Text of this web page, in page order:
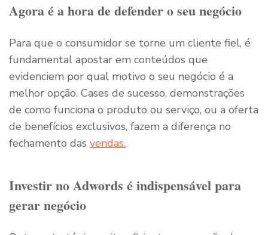
Agora é a hora de defender o seu negócio
Para que o consumidor se torne um cliente fiel, é
fundamental apostar em conteúdos que
evidenciem por qual motivo o seu negócio é a
melhor opção. Cases de sucesso, demonstrações
de como funciona o produto ou serviço, ou a oferta
de benefícios exclusivos, fazem a diferença no
fechamento das vendas.
Investir no Adwords é indispensável para
gerar negócio